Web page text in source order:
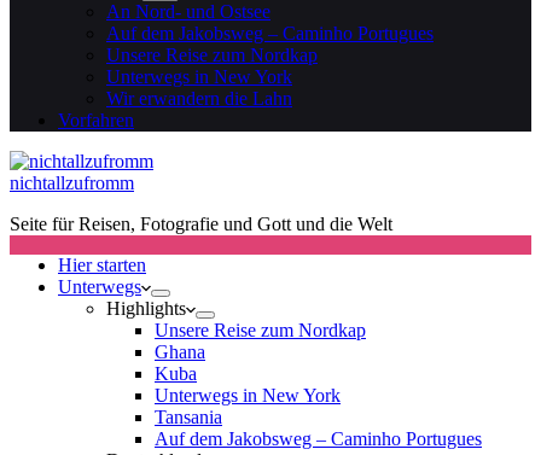
An Nord- und Ostsee
Auf dem Jakobsweg – Caminho Portugues
Unsere Reise zum Nordkap
Unterwegs in New York
Wir erwandern die Lahn
Vorfahren
nichtallzufromm
Seite für Reisen, Fotografie und Gott und die Welt
Hier starten
Unterwegs
Highlights
Unsere Reise zum Nordkap
Ghana
Kuba
Unterwegs in New York
Tansania
Auf dem Jakobsweg – Caminho Portugues